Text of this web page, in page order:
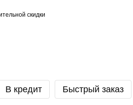
скидки
В кредит Быстрый заказ